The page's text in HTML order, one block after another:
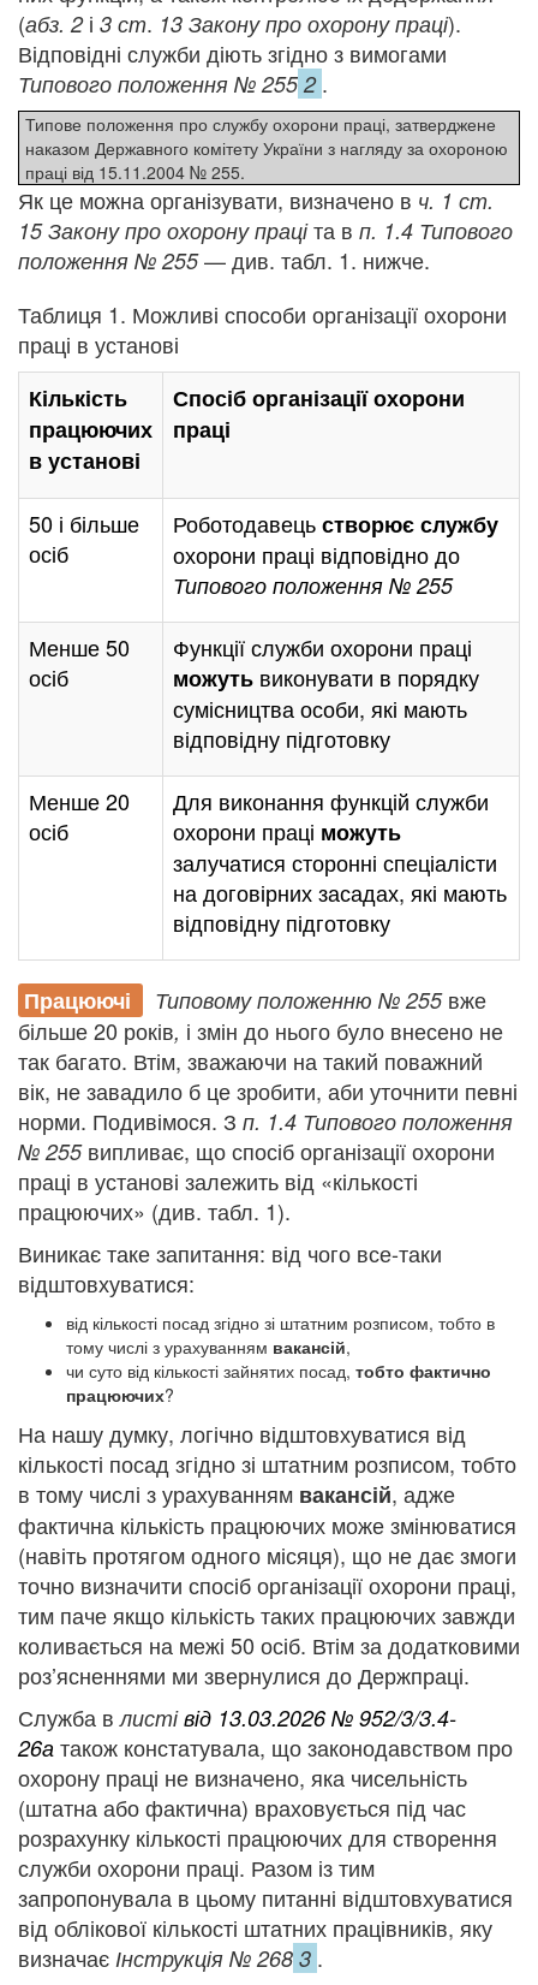
(абз. 2і 3 ст. 13 Закону про охорону праці).
Відповідні служби діють згідно з вимогами
Типового положення № 255 2 .
Типове положення про службу охорони праці, затверджене
наказом Державного комітету України з нагляду за охороною
праці від 15.11.2004 № 255.
Як це можна організувати, визначено в ч. 1 ст.
15 Закону про охорону праціта в п. 1.4 Типового
положення № 255— див. табл. 1. нижче.
Таблиця 1. Можливі способи організації охорони
праці в установі
Кількість
працюючих
в установі
Спосіб організації охорони
праці
50 і більше
осіб
Роботодавецьстворює службу
охорони праці відповідно до
Типового положення № 255
Менше 50
осіб
Функції служби охорони праці
можуть виконувати в порядку
сумісництва особи, які мають
відповідну підготовку
Менше 20
осіб
Для виконання функцій служби
охорони праці можуть
залучатися сторонні спеціалісти
на договірних засадах, які мають
відповідну підготовку
Працюючі Типовому положенню № 255 вже
більше 20 років, і змін до нього було внесено не
так багато. Втім, зважаючи на такий поважний
вік, не завадило б це зробити, аби уточнити певні
норми. Подивімося. З п. 1.4 Типового положення
№ 255 випливає, що спосіб організації охорони
праці в установі залежить від «кількості
працюючих» (див. табл. 1).
Виникає таке запитання: від чого все-таки
відштовхуватися:
від кількості посад згідно зі штатним розписом, тобто в
тому числі з урахуванням вакансій,
чи суто від кількості зайнятих посад, тобто фактично
працюючих?
На нашу думку, логічно відштовхуватися від
кількості посад згідно зі штатним розписом, тобто
в тому числі з урахуванням вакансій, адже
фактична кількість працюючих може змінюватися
(навіть протягом одного місяця), що не дає змоги
точно визначити спосіб організації охорони праці,
тим паче якщо кількість таких працюючих завжди
коливається на межі 50 осіб. Втім за додатковими
роз’ясненнями ми звернулися до Держпраці.
Служба влистівід 13.03.2026 № 952/3/3.4-
26а також констатувала, що законодавством про
охорону праці не визначено, яка чисельність
(штатна або фактична) враховується під час
розрахунку кількості працюючих для створення
служби охорони праці. Разом із тим
запропонувала в цьому питанні відштовхуватися
від облікової кількості штатних працівників, яку
визначає Інструкція № 268 3 .